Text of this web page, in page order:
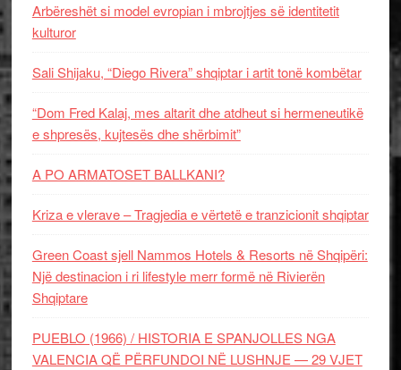
Arbëreshët si model evropian i mbrojtjes së identitetit
kulturor
Sali Shijaku, “Diego Rivera” shqiptar i artit tonë kombëtar
“Dom Fred Kalaj, mes altarit dhe atdheut si hermeneutikë
e shpresës, kujtesës dhe shërbimit”
A PO ARMATOSET BALLKANI?
Kriza e vlerave – Tragjedia e vërtetë e tranzicionit shqiptar
Green Coast sjell Nammos Hotels & Resorts në Shqipëri:
Një destinacion i ri lifestyle merr formë në Rivierën
Shqiptare
PUEBLO (1966) / HISTORIA E SPANJOLLES NGA
VALENCIA QË PËRFUNDOI NË LUSHNJE — 29 VJET